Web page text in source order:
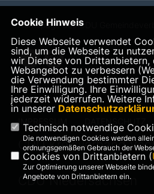
Homepage des CDU
IMPRESSUM
CDU Kreisverband
CDU Niedersachsen
Cookie Hinweis
Diese Webseite verwendet
sind, um die Webseite zu
wir Dienste von Drittanbietern,
Webangebot zu verbessern
die Verwendung bestimmter
Ihre Einwilligung. Ihre
jederzeit widerrufen. Weitere
in unserer
Technisch notwendige
Die notwendigen Cookies werden
ordnungsgemäßen Gebrauch der
Cookies von Drittanbietern (
Zur Optimierung unserer Webseite
Angebote von Drittanbietern ein.